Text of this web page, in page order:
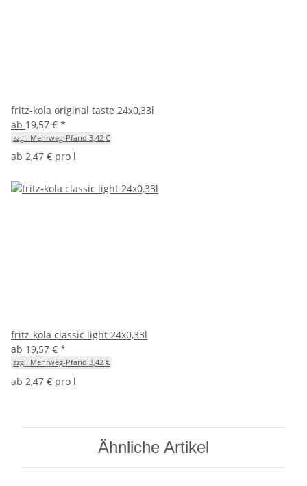
fritz-kola original taste 24x0,33l
ab 19,57 € *
zzgl. Mehrweg-Pfand 3,42 €
ab 2,47 € pro l
fritz-kola classic light 24x0,33l
ab 19,57 € *
zzgl. Mehrweg-Pfand 3,42 €
ab 2,47 € pro l
Ähnliche Artikel